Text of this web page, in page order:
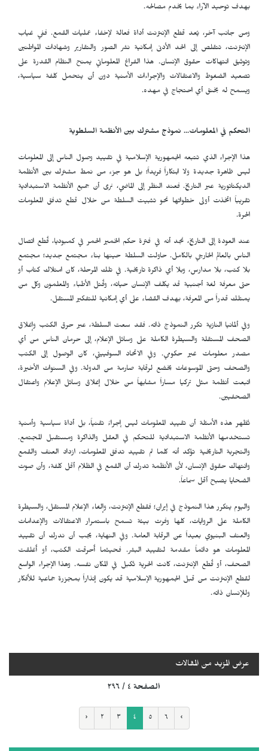
بهدف توحيد الآراء بما يخدم مصالحه.
ومن جانب آخر، يُعد قطع الإنترنت أداة فعالة لإخفاء عمليات القمع. ففي غياب
الإنترنت، تتقلص إلى الحد الأدنى إمكانية نشر الصور والتقارير وشهادات المواطنين
وتوثيق انتهاكات حقوق الإنسان. هذا الفراغ المعلوماتي يمنح النظام القدرة على
تصعيد الضغوط والاعتقالات والإجراءات الأمنية دون أن يتحمل كلفة سياسية،
ويسمح له بخنق أي احتجاج في مهده.
التحكم في المعلومات... نموذج مشترك بين الأنظمة السلطوية
هذا الإجراء الذي تتبعه الجمهورية الإسلامية في تقييد وصول الناس إلى المعلومات
ليس ظاهرة جديدة ولا ابتكاراً فريداً؛ بل هو جزء من نمط مشترك بين الأنظمة
الديكتاتورية عبر التاريخ. فعند النظر إلى الماضي، نرى أن جميع الأنظمة الاستبدادية
تقريباً اتخذت أولى خطواتها نحو تثبيت السلطة من خلال قطع تدفق المعلومات
الحرة.
عند العودة إلى التاريخ، نجد أنه في فترة حكم الخمير الحمر في كمبوديا، قُطع اتصال
الناس بالعالم الخارجي بالكامل. حاولت السلطة حينها بناء مجتمع جديد؛ مجتمع
بلا كتب، بلا مدارس، وبلا أي ذاكرة تاريخية. في تلك المرحلة، كان امتلاك كتاب أو
حتى معرفة لغة أجنبية قد يكلف الإنسان حياته، وقُتل الأطباء والمعلمون وكل من
يمتلك قدراً من المعرفة، بهدف القضاء على أي إمكانية للتفكير المستقل.
وفي ألمانيا النازية تكرر النموذج ذاته. فقد سعت السلطة، عبر حرق الكتب وإغلاق
الصحف المستقلة والسيطرة الكاملة على وسائل الإعلام، إلى حرمان الناس من أي
مصدر معلومات غير حكومي. وفي الاتحاد السوفييتي، كان الوصول إلى الكتب
والصحف وحتى الموسوعات يخضع لرقابة صارمة من الدولة. وفي السنوات الأخيرة،
اتبعت أنظمة مثل تركيا مساراً مشابهاً من خلال إغلاق وسائل الإعلام واعتقال
الصحفيين.
تُظهر هذه الأمثلة أن تقييد المعلومات ليس إجراءً تقنياً، بل أداة سياسية وأمنية
تستخدمها الأنظمة الاستبدادية للتحكم في العقل والذاكرة ومستقبل المجتمع.
والتجربة التاريخية تؤكد أنه كلما تم تقييد تدفق المعلومات، ازداد العنف والقمع
وانتهاك حقوق الإنسان، لأن الأنظمة تدرك أن القمع في الظلام أقل كلفة، وأن صوت
الضحايا يصبح أقل سماعاً.
واليوم يتكرر هذا النموذج في إيران؛ فقطع الإنترنت، وإلغاء الإعلام المستقل، والسيطرة
الكاملة على الروايات، كلها وفرت بيئة تسمح باستمرار الاعتقالات والإعدامات
والعنف البنيوي بعيداً عن الرقابة العامة. وفي النهاية، يجب أن ندرك أن تقييد
المعلومات هو دائماً مقدمة لتقييد البشر. فحيثما أُحرقت الكتب، أو أُغلقت
الصحف، أو قُطع الإنترنت، كانت الحرية تُكبل في المكان نفسه. وهذا الإجراء الواسع
لقطع الإنترنت من قبل الجمهورية الإسلامية قد يكون إنذاراً بمجزرة جماعية للأفكار
وللإنسان ذاته.
عرض المزيد من المقالات
الصفحة ٤ / ٢٩٦
‹ ٢ ٣ ٤ ٥ ٦ ›